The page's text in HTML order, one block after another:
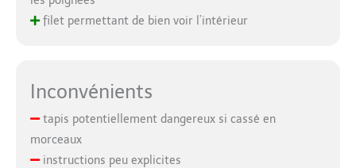
filet permettant de bien voir l’intérieur
Inconvénients
tapis potentiellement dangereux si cassé en
morceaux
instructions peu explicites